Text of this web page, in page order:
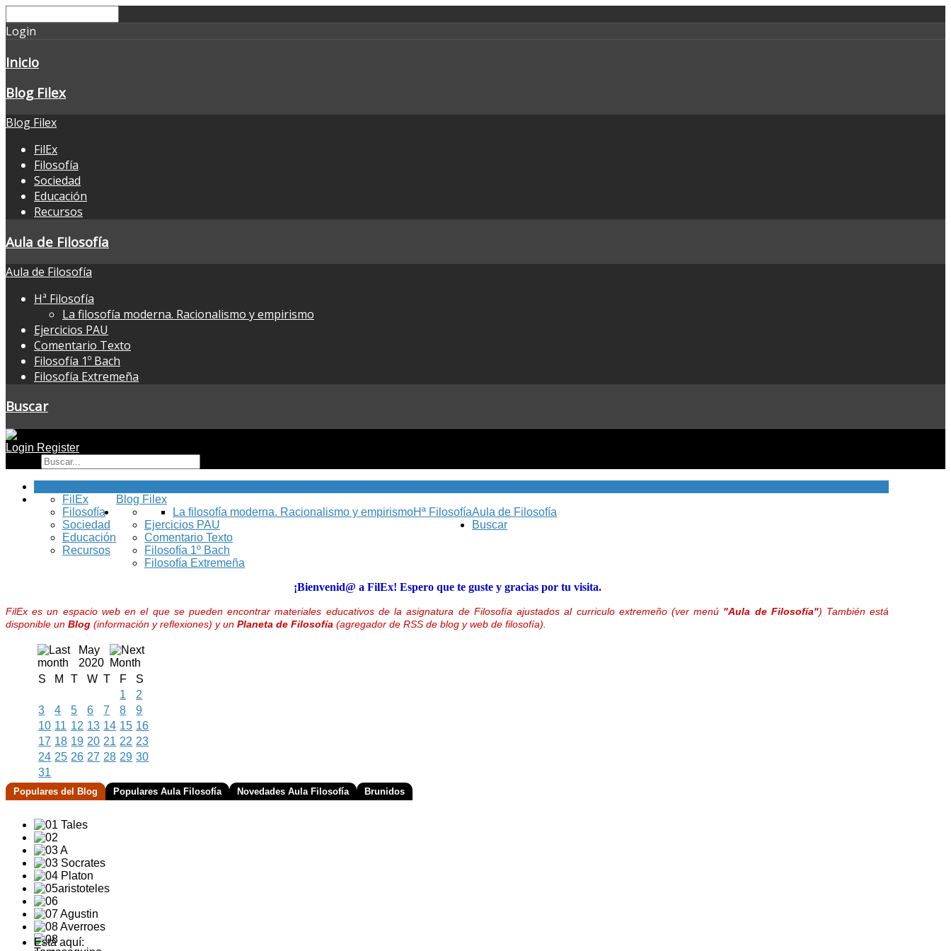
Login
Inicio
Blog Filex
Blog Filex
FilEx
Filosofía
Sociedad
Educación
Recursos
Aula de Filosofía
Aula de Filosofía
Hª Filosofía
La filosofía moderna. Racionalismo y empirismo
Ejercicios PAU
Comentario Texto
Filosofía 1º Bach
Filosofía Extremeña
Buscar
Login Register
Blog Filex
FilEx
Filosofía
Sociedad
Educación
Recursos
Aula de Filosofía
Hª Filosofía
La filosofía moderna. Racionalismo y empirismo
Ejercicios PAU
Comentario Texto
Filosofía 1º Bach
Filosofía Extremeña
Buscar
¡Bienvenid@ a FilEx! Espero que te guste y gracias por tu visita.
FilEx es un espacio web en el que se pueden encontrar materiales educativos de la asignatura de Filosofía ajustados al curriculo extremeño (ver menú "Aula de Filosofía") También está
disponible un Blog (información y reflexiones) y un Planeta de Filosofía (agregador de RSS de blog y web de filosofía).
May
2020
S
M T W T F
S
1
2
3
4 5 6 7 8
9
10 11 12 13 14 15 16
17 18 19 20 21 22 23
24 25 26 27 28 29 30
31
Populares del Blog Populares Aula Filosofía Novedades Aula Filosofía Brunidos
Está aquí: